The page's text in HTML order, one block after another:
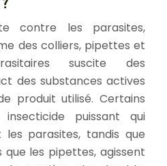
contre les parasites,
des colliers, pipettes et
suscite des
des substances actives
produit utilisé. Certains
puissant qui
parasites, tandis que
que les pipettes, agissent